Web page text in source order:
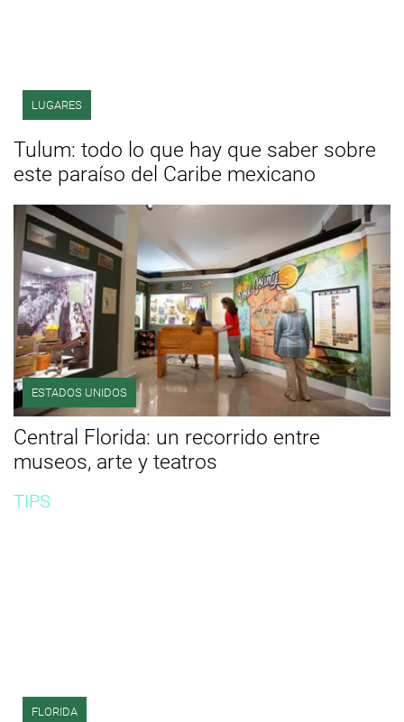
LUGARES
Tulum: todo lo que hay que saber sobre
este paraíso del Caribe mexicano
ESTADOS UNIDOS
Central Florida: un recorrido entre
museos, arte y teatros
TIPS
FLORIDA